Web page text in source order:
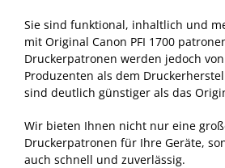
Sie sind funktional, inhaltlich und
mit Original Canon PFI 1700
Druckerpatronen werden jedoch
Produzenten als dem
sind deutlich günstiger als das
Wir bieten Ihnen nicht nur eine
Druckerpatronen für Ihre Geräte,
auch schnell und zuverlässig.